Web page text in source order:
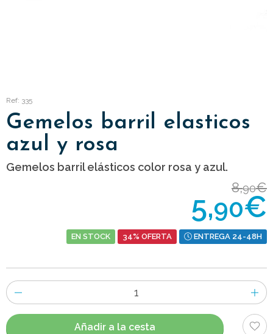
Ref: 335
Gemelos barril elasticos
azul y rosa
Gemelos barril elásticos color rosa y azul.
8,90€
5,90€
EN STOCK 34% OFERTA ENTREGA 24-48H
Número
de
artículos
Añadir a la cesta